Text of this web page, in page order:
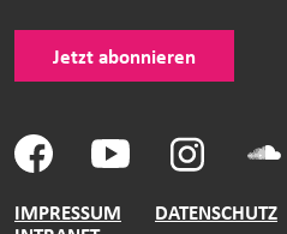
Jetzt abonnieren
IMPRESSUM DATENSCHUTZ